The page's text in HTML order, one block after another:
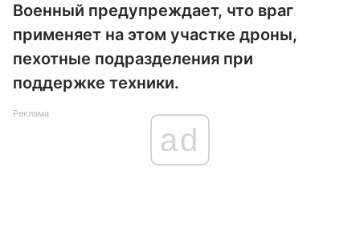
Военный предупреждает, что враг
применяет на этом участке дроны,
пехотные подразделения при
поддержке техники.
Реклама
ad